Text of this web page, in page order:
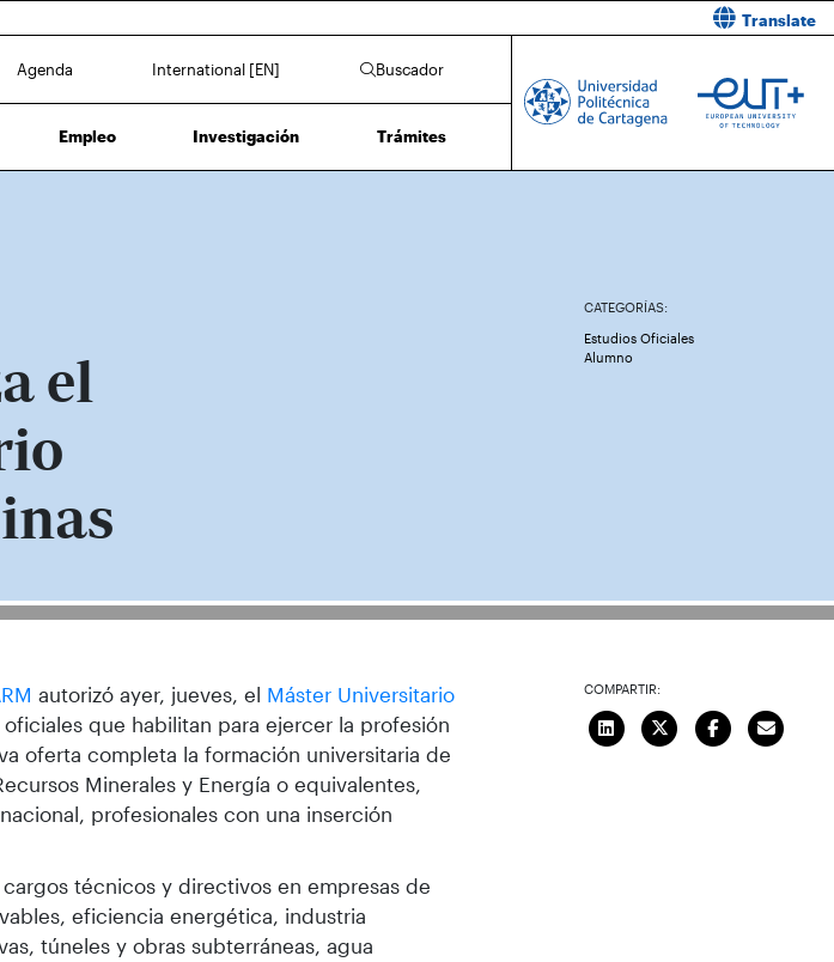
Translate
Agenda International [EN] Buscador
Empleo Investigación Trámites
el
CATEGORÍAS:
Estudios Oficiales
Alumno
autorizó ayer, jueves, el Máster Universitario
oficiales que habilitan para ejercer la profesión
oferta completa la formación universitaria de
Minerales y Energía o equivalentes,
profesionales con una inserción
técnicos y directivos en empresas de
eficiencia energética, industria
túneles y obras subterráneas, agua
COMPARTIR: